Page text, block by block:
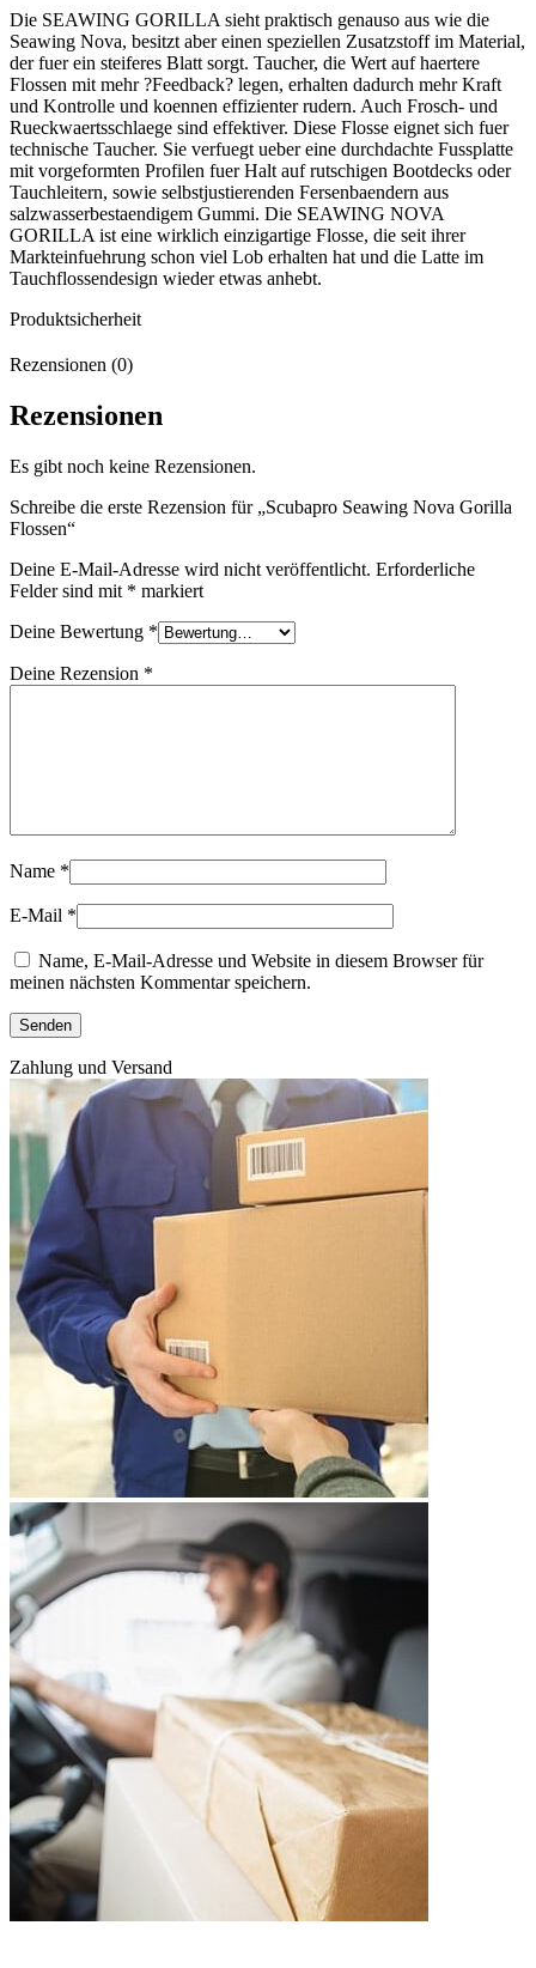
Die SEAWING GORILLA sieht praktisch genauso aus wie die
Seawing Nova, besitzt aber einen speziellen Zusatzstoff im Material,
der fuer ein steiferes Blatt sorgt. Taucher, die Wert auf haertere
Flossen mit mehr ?Feedback? legen, erhalten dadurch mehr Kraft
und Kontrolle und koennen effizienter rudern. Auch Frosch- und
Rueckwaertsschlaege sind effektiver. Diese Flosse eignet sich fuer
technische Taucher. Sie verfuegt ueber eine durchdachte Fussplatte
mit vorgeformten Profilen fuer Halt auf rutschigen Bootdecks oder
Tauchleitern, sowie selbstjustierenden Fersenbaendern aus
salzwasserbestaendigem Gummi. Die SEAWING NOVA
GORILLA ist eine wirklich einzigartige Flosse, die seit ihrer
Markteinfuehrung schon viel Lob erhalten hat und die Latte im
Tauchflossendesign wieder etwas anhebt.
Produktsicherheit
Rezensionen (0)
Rezensionen
Es gibt noch keine Rezensionen.
Schreibe die erste Rezension für „Scubapro Seawing Nova Gorilla
Flossen“
Deine E-Mail-Adresse wird nicht veröffentlicht. Erforderliche
Felder sind mit * markiert
Deine Bewertung *
Deine Rezension *
Name *
E-Mail *
Name, E-Mail-Adresse und Website in diesem Browser für
meinen nächsten Kommentar speichern.
Zahlung und Versand